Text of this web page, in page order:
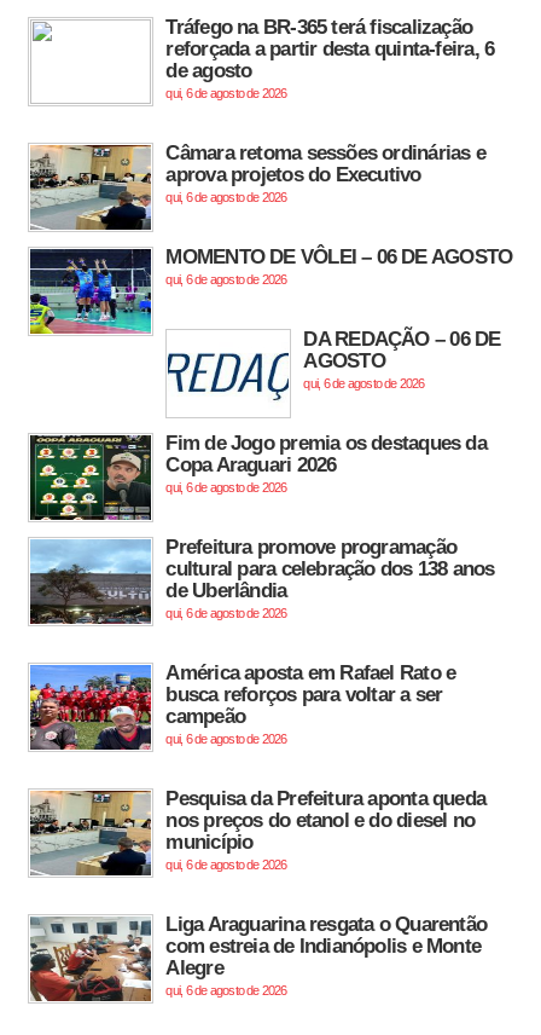
Tráfego na BR-365 terá fiscalização
reforçada a partir desta quinta-feira, 6
de agosto
qui, 6 de agosto de 2026
Câmara retoma sessões ordinárias e
aprova projetos do Executivo
qui, 6 de agosto de 2026
MOMENTO DE VÔLEI – 06 DE AGOSTO
qui, 6 de agosto de 2026
DA REDAÇÃO – 06 DE
AGOSTO
qui, 6 de agosto de 2026
Fim de Jogo premia os destaques da
Copa Araguari 2026
qui, 6 de agosto de 2026
Prefeitura promove programação
cultural para celebração dos 138 anos
de Uberlândia
qui, 6 de agosto de 2026
América aposta em Rafael Rato e
busca reforços para voltar a ser
campeão
qui, 6 de agosto de 2026
Pesquisa da Prefeitura aponta queda
nos preços do etanol e do diesel no
município
qui, 6 de agosto de 2026
Liga Araguarina resgata o Quarentão
com estreia de Indianópolis e Monte
Alegre
qui, 6 de agosto de 2026